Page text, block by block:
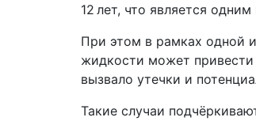
12 лет, что является
При этом в рамках одной
жидкости может привести
вызвало утечки и
Такие случаи